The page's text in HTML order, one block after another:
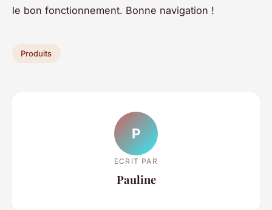
le bon fonctionnement. Bonne navigation !
Produits
P
ECRIT PAR
Pauline